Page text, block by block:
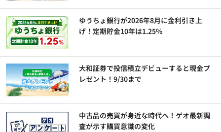
ゆうちょ銀行が2026年8月に金利引き上
げ！定期貯金10年は1.25%
大和証券で投信積立デビューすると現金プ
レゼント！9/30まで
中古品の売買が身近な時代へ！ゲオ最新調
査が示す購買意識の変化